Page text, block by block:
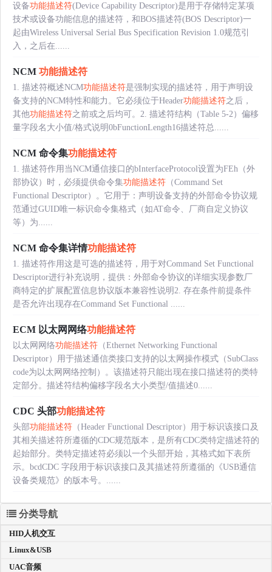
设备功能描述符(Device Capability Descriptor)是用于存储特定某项
技术或设备功能信息的描述符，和BOS描述符(BOS Descriptor)一
起由Wireless Universal Serial Bus Specification Revision 1.0规范引
入，之后在......
NCM 功能描述符
1. 描述符概述NCM功能描述符是强制实现的描述符，用于声明设
备支持的NCM特性和能力。它必须位于Header功能描述符之后，
其他功能描述符之前或之后均可。2. 描述符结构（Table 5-2）偏移
量字段名大小值/格式说明0bFunctionLength16描述符总......
NCM 命令集功能描述符
1. 描述符作用当NCM通信接口的bInterfaceProtocol设置为FEh（外
部协议）时，必须提供命令集功能描述符 （Command Set
Functional Descriptor）。它用于：声明设备支持的外部命令协议规
范通过GUID唯一标识命令集格式（如AT命令、厂商自定义协议
等）为......
NCM 命令集详情功能描述符
1. 描述符作用这是可选的描述符，用于对Command Set Functional
Descriptor进行补充说明，提供：外部命令协议的详细实现参数厂
商特定的扩展配置信息协议版本兼容性说明2. 存在条件前提条件
是否允许出现存在Command Set Functional ......
ECM 以太网网络功能描述符
以太网网络功能描述符 （Ethernet Networking Functional
Descriptor）用于描述通信类接口支持的以太网操作模式（SubClass
code为以太网网络控制）。该描述符只能出现在接口描述符的类特
定部分。描述符结构偏移字段名大小类型/值描述0......
CDC 头部功能描述符
头部功能描述符 （Header Functional Descriptor）用于标识该接口及
其相关描述符所遵循的CDC规范版本，是所有CDC类特定描述符的
起始部分。类特定描述符必须以一个头部开始，其格式如下表所
示。bcdCDC 字段用于标识该接口及其描述符所遵循的《USB通信
设备类规范》的版本号。......
分类导航
HID人机交互
Linux&USB
UAC音频